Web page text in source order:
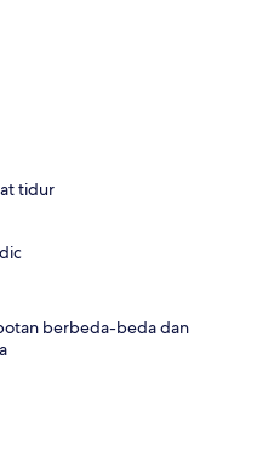
tidur
berbeda-beda dan